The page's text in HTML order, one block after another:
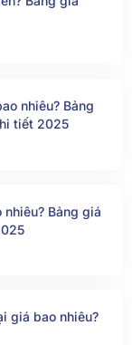
nhiêu? Bảng
tiết 2025
Bảng giá
giá bao nhiêu?